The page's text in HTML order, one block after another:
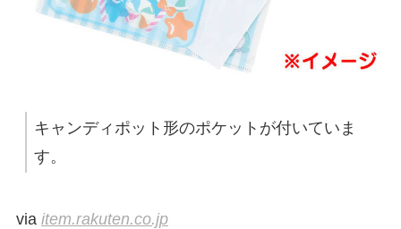
キャンディポット形のポケットが付いていま
す。
via item.rakuten.co.jp